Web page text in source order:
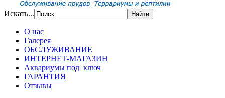
Искать...
О нас
Галерея
ОБСЛУЖИВАНИЕ
ИНТЕРНЕТ-МАГАЗИН
Аквариумы под ключ
ГАРАНТИЯ
Отзывы